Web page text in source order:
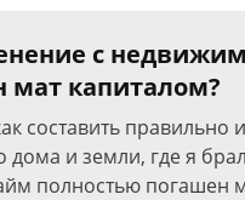
с
мат капиталом?
составить правильно
и земли, где я
полностью погашен